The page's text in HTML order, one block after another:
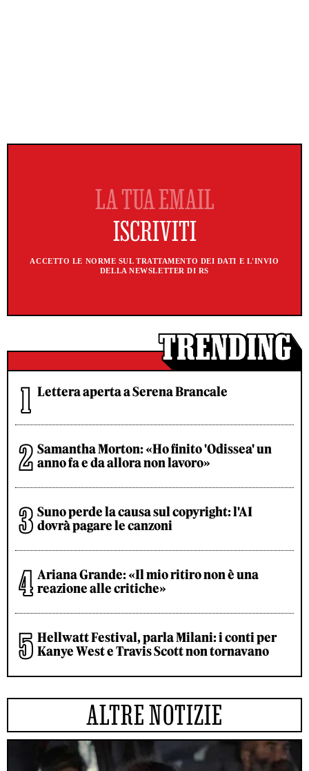
ACCETTO LE NORME SUL TRATTAMENTO DEI DATI E L'INVIO
DELLA NEWSLETTER DI RS
Lettera aperta a Serena Brancale
Samantha Morton: «Ho finito 'Odissea' un
anno fa e da allora non lavoro»
Suno perde la causa sul copyright: l'AI
dovrà pagare le canzoni
Ariana Grande: «Il mio ritiro non è una
reazione alle critiche»
Hellwatt Festival, parla Milani: i conti per
Kanye West e Travis Scott non tornavano
ALTRE NOTIZIE